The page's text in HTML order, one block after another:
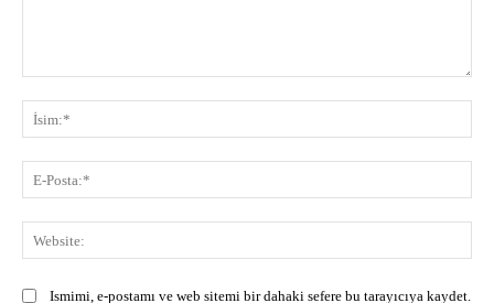
Ismimi, e-postamı ve web sitemi bir dahaki sefere bu tarayıcıya kaydet.